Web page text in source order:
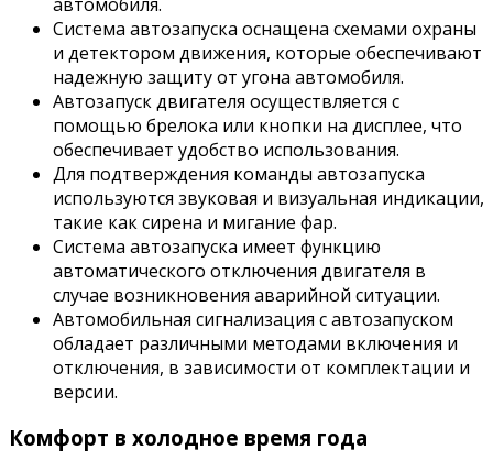
Система автозапуска оснащена схемами охраны
и детектором движения, которые обеспечивают
надежную защиту от угона автомобиля.
Автозапуск двигателя осуществляется с
помощью брелока или кнопки на дисплее, что
обеспечивает удобство использования.
Для подтверждения команды автозапуска
используются звуковая и визуальная индикации,
такие как сирена и мигание фар.
Система автозапуска имеет функцию
автоматического отключения двигателя в
случае возникновения аварийной ситуации.
Автомобильная сигнализация с автозапуском
обладает различными методами включения и
отключения, в зависимости от комплектации и
версии.
Комфорт в холодное время года